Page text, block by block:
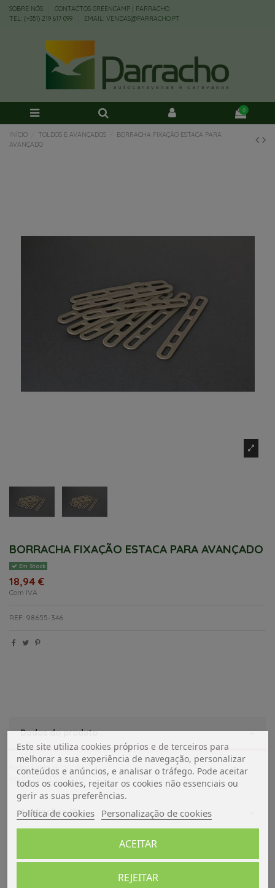
SOBRE NÓS
CONTACTOS GREENCAMP | PARRACHO
TEL: (+351) 219 617 099
EMAIL: VENDAS@PARRACHO.PT
0
INÍCIO TOLDOS E AVANÇADOS
BORRACHA FIXAÇÃO ESTACA PARA
AVANÇADO
BORRACHA FIXAÇÃO ESTACA PARA AVANÇADO
Em Stock
18,94 €
Com IVA
REF: 98655-346
Dados do produto
Referência
16010080
ean13
5601576363916
Avaliações (0)
Este site utiliza cookies próprios e de terceiros para
melhorar a sua experiência de navegação, personalizar
conteúdos e anúncios, e analisar o tráfego. Pode aceitar
todos os cookies, rejeitar os cookies não essenciais ou
gerir as suas preferências.
Política de cookies Personalização de cookies
REJEITAR
ACEITAR